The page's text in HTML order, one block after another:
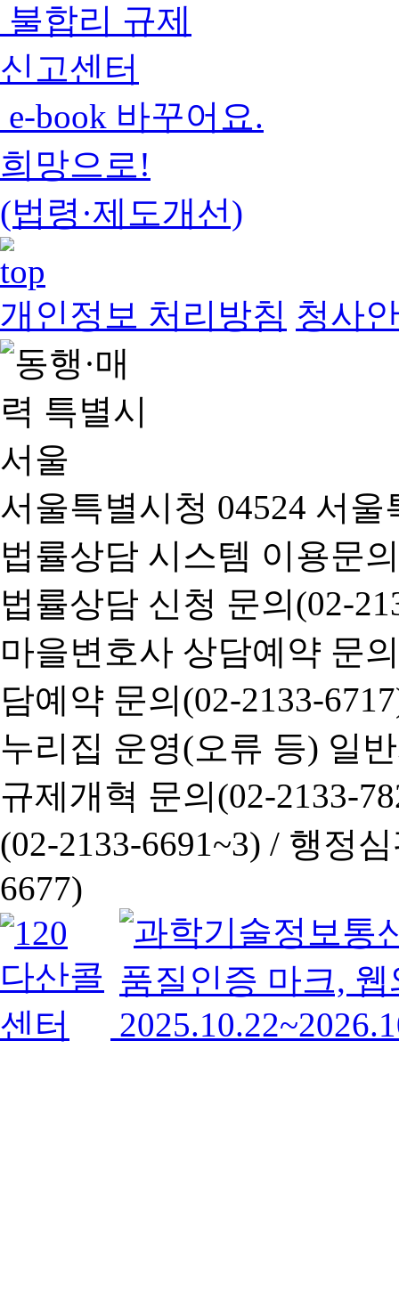
불합리 규제
신고센터
e-book 바꾸어요.
희망으로!
(법령·제도개선)
개인정보 처리방침 청사
서울특별시청 04524 서
법률상담 시스템 이용문
법률상담 신청 문의(02-
마을변호사 상담예약 문
담예약 문의(02-2133-
누리집 운영(오류 등) 일
규제개혁 문의(02-2133-
(02-2133-6691~3) / 행정심
6677)